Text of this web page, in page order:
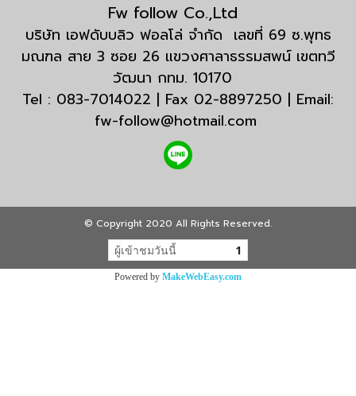
Fw follow Co.,Ltd
บริษัท เอฟดับบลิว ฟอลโล่ จำกัด เลขที่ 69 ซ.พุทธ
มณฑล สาย 3 ซอย 26 แขวงศาลาธรรมสพน์ เขตทวี
วัฒนา กทม. 10170
Tel : 083-7014022 | Fax 02-8897250 | Email:
fw-follow@hotmail.com
© Copyright 2020 All Rights Reserved.
ผู้เข้าชมวันนี้ 1
Powered by MakeWebEasy.com